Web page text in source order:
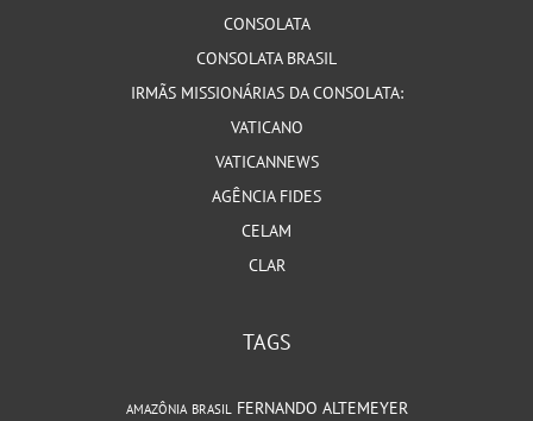
CONSOLATA
CONSOLATA BRASIL
IRMÃS MISSIONÁRIAS DA CONSOLATA:
VATICANO
VATICANNEWS
AGÊNCIA FIDES
CELAM
CLAR
TAGS
AMAZÔNIA BRASIL FERNANDO ALTEMEYER